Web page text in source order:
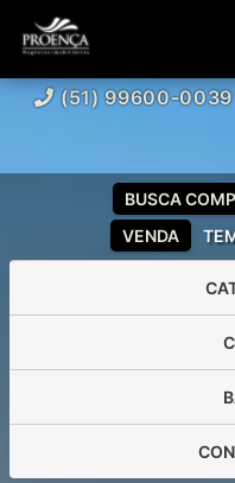
(51) 99600-0039
VENDA
BUSCA